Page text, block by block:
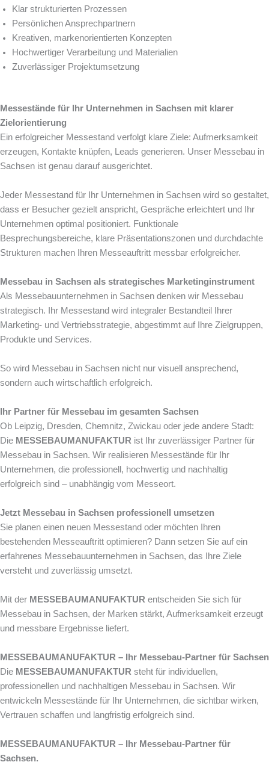
Klar strukturierten Prozessen
Persönlichen Ansprechpartnern
Kreativen, markenorientierten Konzepten
Hochwertiger Verarbeitung und Materialien
Zuverlässiger Projektumsetzung
Messestände für Ihr Unternehmen in Sachsen mit klarer
Zielorientierung
Ein erfolgreicher Messestand verfolgt klare Ziele: Aufmerksamkeit
erzeugen, Kontakte knüpfen, Leads generieren. Unser Messebau in
Sachsen ist genau darauf ausgerichtet.
Jeder Messestand für Ihr Unternehmen in Sachsen wird so gestaltet,
dass er Besucher gezielt anspricht, Gespräche erleichtert und Ihr
Unternehmen optimal positioniert. Funktionale
Besprechungsbereiche, klare Präsentationszonen und durchdachte
Strukturen machen Ihren Messeauftritt messbar erfolgreicher.
Messebau in Sachsen als strategisches Marketinginstrument
Als Messebauunternehmen in Sachsen denken wir Messebau
strategisch. Ihr Messestand wird integraler Bestandteil Ihrer
Marketing- und Vertriebsstrategie, abgestimmt auf Ihre Zielgruppen,
Produkte und Services.
So wird Messebau in Sachsen nicht nur visuell ansprechend,
sondern auch wirtschaftlich erfolgreich.
Ihr Partner für Messebau im gesamten Sachsen
Ob Leipzig, Dresden, Chemnitz, Zwickau oder jede andere Stadt:
Die MESSEBAUMANUFAKTUR ist Ihr zuverlässiger Partner für
Messebau in Sachsen. Wir realisieren Messestände für Ihr
Unternehmen, die professionell, hochwertig und nachhaltig
erfolgreich sind – unabhängig vom Messeort.
Jetzt Messebau in Sachsen professionell umsetzen
Sie planen einen neuen Messestand oder möchten Ihren
bestehenden Messeauftritt optimieren? Dann setzen Sie auf ein
erfahrenes Messebauunternehmen in Sachsen, das Ihre Ziele
versteht und zuverlässig umsetzt.
Mit der MESSEBAUMANUFAKTUR entscheiden Sie sich für
Messebau in Sachsen, der Marken stärkt, Aufmerksamkeit erzeugt
und messbare Ergebnisse liefert.
MESSEBAUMANUFAKTUR – Ihr Messebau-Partner für Sachsen
Die MESSEBAUMANUFAKTUR steht für individuellen,
professionellen und nachhaltigen Messebau in Sachsen. Wir
entwickeln Messestände für Ihr Unternehmen, die sichtbar wirken,
Vertrauen schaffen und langfristig erfolgreich sind.
MESSEBAUMANUFAKTUR – Ihr Messebau-Partner für
Sachsen.